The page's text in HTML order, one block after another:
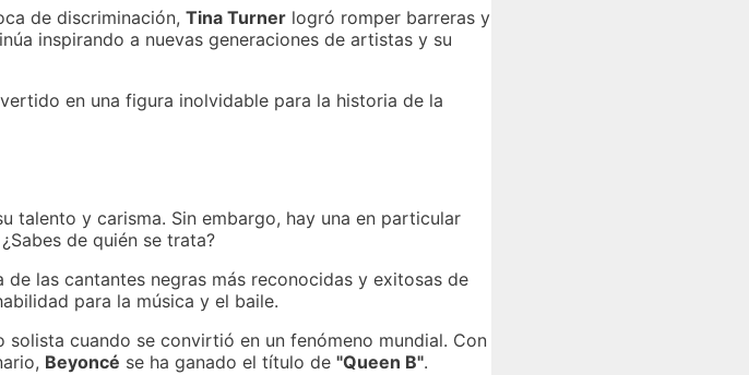
de discriminación, Tina Turner logró romper barreras y
inspirando a nuevas generaciones de artistas y su
en una figura inolvidable para la historia de la
talento y carisma. Sin embargo, hay una en particular
de quién se trata?
de las cantantes negras más reconocidas y exitosas de
para la música y el baile.
solista cuando se convirtió en un fenómeno mundial. Con
Beyoncé se ha ganado el título de "Queen B".